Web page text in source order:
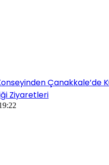
Çanakkale’de
Ziyaretleri